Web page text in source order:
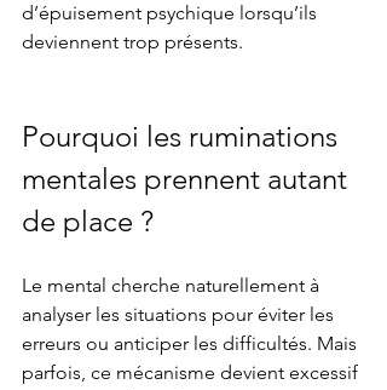
d’épuisement psychique lorsqu’ils
deviennent trop présents.
Pourquoi les ruminations
mentales prennent autant
de place ?
Le mental cherche naturellement à
analyser les situations pour éviter les
erreurs ou anticiper les difficultés. Mais
parfois, ce mécanisme devient excessif